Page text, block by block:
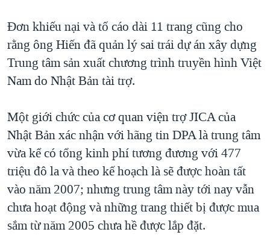
Đơn khiếu nại và tố cáo dài 11 trang cũng cho
rằng ông Hiến đã quản lý sai trái dự án xây dựng
Trung tâm sản xuất chương trình truyền hình Việt
Nam do Nhật Bản tài trợ.
Một giới chức của cơ quan viện trợ JICA của
Nhật Bản xác nhận với hãng tin DPA là trung tâm
vừa kể có tổng kinh phí tương đương với 477
triệu đô la và theo kế hoạch là sẽ được hoàn tất
vào năm 2007; nhưng trung tâm này tới nay vẫn
chưa hoạt động và những trang thiết bị được mua
sắm từ năm 2005 chưa hề được lắp đặt.